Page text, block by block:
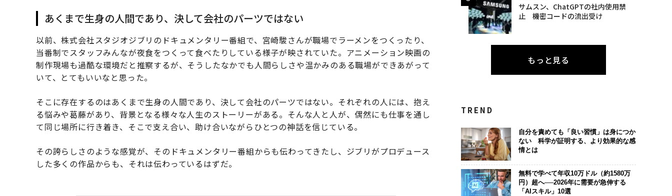
あくまで生身の人間であり、決して会社のパーツではない
以前、株式会社スタジオジブリのドキュメンタリー番組で、宮崎駿さんが職場でラーメンをつくったり、
当番制でスタッフみんなが夜食をつくって食べたりしている様子が映されていた。アニメーション映画の
制作現場も過酷な環境だと推察するが、そうしたなかでも人間らしさや温かみのある職場ができあがって
いて、とてもいいなと思った。
そこに存在するのはあくまで生身の人間であり、決して会社のパーツではない。それぞれの人には、抱え
る悩みや葛藤があり、背景となる様々な人生のストーリーがある。そんな人と人が、偶然にも仕事を通し
て同じ場所に行き着き、そこで支え合い、助け合いながらひとつの神話を信じている。
その誇らしさのような感覚が、そのドキュメンタリー番組からも伝わってきたし、ジブリがプロデュース
した多くの作品からも、それは伝わっているはずだ。
サムスン、ChatGPTの社内使用禁
止 機密コードの流出受け
もっと見る
TREND
自分を責めても「良い習慣」は身につか
ない 科学が証明する、より効果的な感
情とは
無料で学べて年収10万ドル（約1580万
円）超へ──2026年に需要が急伸する
「AIスキル」10選